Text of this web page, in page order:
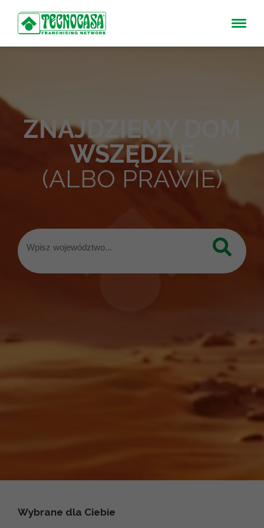
ZNAJDZIEMY DOM
WSZĘDZIE
(ALBO PRAWIE)
Wybrane dla Ciebie